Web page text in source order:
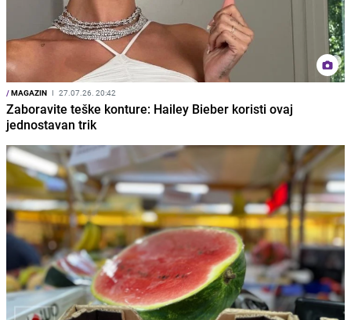
/MAGAZIN I 27.07.26. 20:42
Zaboravite teške konture: Hailey Bieber koristi ovaj
jednostavan trik